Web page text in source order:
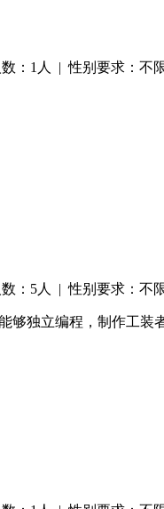
：1人 | 性别要求：不
：5人 | 性别要求：不
独立编程，制作工装